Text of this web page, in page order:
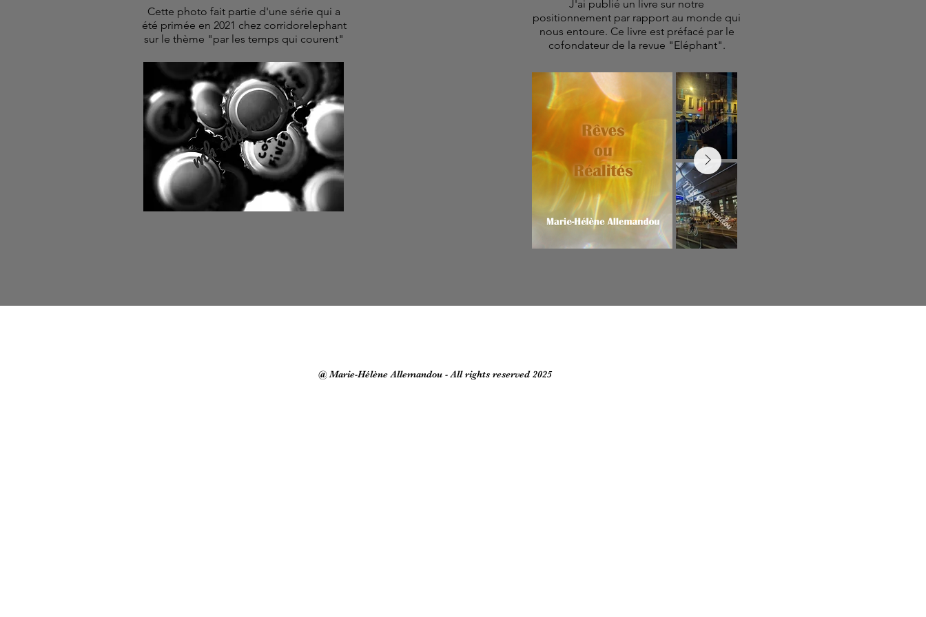
Cette photo fait partie d'une série qui a
été primée en 2021 chez corridorelephant
sur le thème "par les temps qui courent"
J'ai publié un livre sur notre
positionnement par rapport au monde qui
nous entoure. Ce livre est préfacé par le
cofondateur de la revue "Eléphant".
@ Marie-Hélène Allemandou - All rights reserved 2025